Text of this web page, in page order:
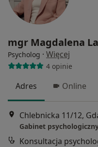
mgr Magdalena
Psycholog · Więcej
4 opinie
Adres Online
Chlebnicka 11/12,
Gabinet
Konsultacja